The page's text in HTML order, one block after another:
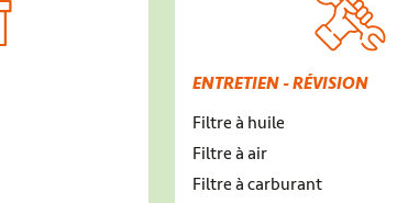
ENTRETIEN - RÉVISION
Filtre à huile
Filtre à air
Filtre à carburant